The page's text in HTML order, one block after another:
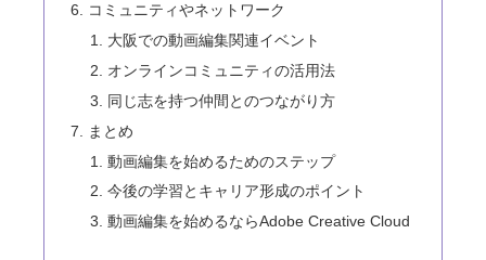
コミュニティやネットワーク
大阪での動画編集関連イベント
オンラインコミュニティの活用法
同じ志を持つ仲間とのつながり方
まとめ
動画編集を始めるためのステップ
今後の学習とキャリア形成のポイント
動画編集を始めるならAdobe Creative Cloud